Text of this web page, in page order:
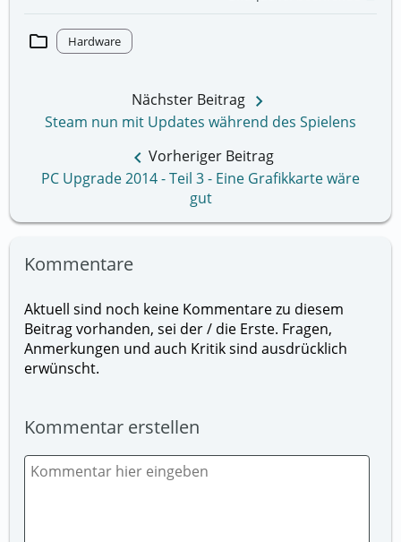
folder Hardware
keyboard_arrow_left Vorheriger Beitrag
PC Upgrade 2014 - Teil 3 - Eine Grafikkarte wäre
gut
Nächster Beitrag keyboard_arrow_right
Steam nun mit Updates während des Spielens
Kommentare
Aktuell sind noch keine Kommentare zu diesem
Beitrag vorhanden, sei der / die Erste. Fragen,
Anmerkungen und auch Kritik sind ausdrücklich
erwünscht.
Kommentar erstellen